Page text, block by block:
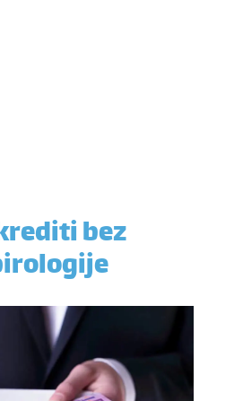
bez